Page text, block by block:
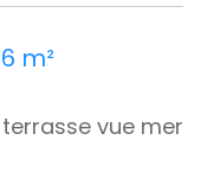
m²
vue mer